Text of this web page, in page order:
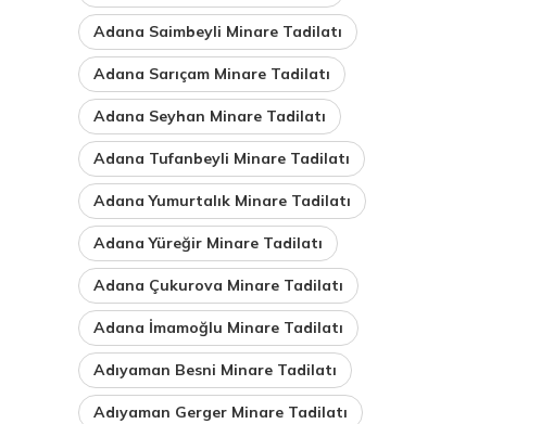
Adana Saimbeyli Minare Tadilatı
Adana Sarıçam Minare Tadilatı
Adana Seyhan Minare Tadilatı
Adana Tufanbeyli Minare Tadilatı
Adana Yumurtalık Minare Tadilatı
Adana Yüreğir Minare Tadilatı
Adana Çukurova Minare Tadilatı
Adana İmamoğlu Minare Tadilatı
Adıyaman Besni Minare Tadilatı
Adıyaman Gerger Minare Tadilatı